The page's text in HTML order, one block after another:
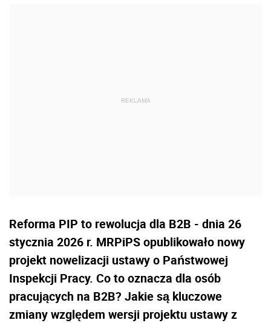
Reforma PIP to rewolucja dla B2B - dnia 26
stycznia 2026 r. MRPiPS opublikowało nowy
projekt nowelizacji ustawy o Państwowej
Inspekcji Pracy. Co to oznacza dla osób
pracujących na B2B? Jakie są kluczowe
zmiany względem wersji projektu ustawy z